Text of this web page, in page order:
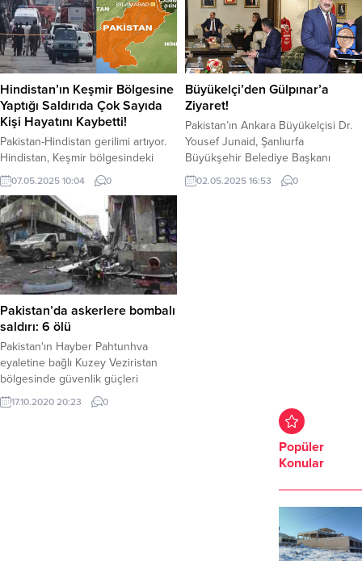
düzenlediği hava saldırılarıyla
doruğa çıkmıştı. Hindistan, Sindoor
Operasyonu’na Pakistan’dan gece
saatlerinde misilleme gelmişti. İki
nükleer güç arasındaki çatışmayı
bütün dünya endişe ile takip
ediyordu. ABD...
kaybederken, 46 kişi ise yaralandı.
Pakistan yönetimi 5 Hint uçağını
düşürdüklerini ileri sürerken,
Hindistan ise 9 hedefi vurduğunu
açıkladı. Pakistan ordusunun,
verdiği karşılıkta Hindistan’da ilk
belirlemelere göre...
Hindistan’ın Keşmir Bölgesine
Yaptığı Saldırıda Çok Sayıda
Kişi Hayatını Kaybetti!
Pakistan-Hindistan gerilimi artıyor.
Hindistan, Keşmir bölgesindeki
Muzaferabad kentine füzelerle
düzenlediği saldırıda ölü sayısı
artıyor. Hindistan’ın füzelerle
saldırısı sonucu 26 kişi hayatını
kaybederken 46 kişi de yaralandı.
Kayıp 2 kişi ise aranıyor. Tüm
dünyanın kaygıyla izliyor. İki
nükleer gücün çatışmayı
artırmasından endişe duyuluyor. İki
nükleer güç Hindistan ve Pakistan
arasında gerilim...
07.05.2025 10:04 0
Büyükelçi’den Gülpınar’a
Ziyaret!
Pakistan’ın Ankara Büyükelçisi Dr.
Yousef Junaid, Şanlıurfa
Büyükşehir Belediye Başkanı
Mehmet Kasım Gülpınar’ı
makamında ziyaret etti. Pakistan’ın
02.05.2025 16:53 0
Pakistan’da askerlere bombalı
saldırı: 6 ölü
Pakistan'ın Hayber Pahtunhva
eyaletine bağlı Kuzey Veziristan
bölgesinde güvenlik güçleri
konvoyuna düzenlenen bombalı
saldırıda 6 askerin hayatını
17.10.2020 20:23 0
Popüler
Konular